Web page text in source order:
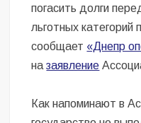
погасить долги
льготных
сообщает «Днепр
назаявление
Как напоминают в